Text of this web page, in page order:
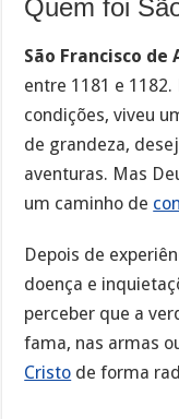
Quem foi
São Francisco de
entre 1181 e
condições, viveu
de grandeza,
aventuras. Mas
um caminho de
Depois de
doença e
perceber que a
fama, nas armas
Cristo de forma